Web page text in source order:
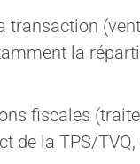
transaction
la
fiscales
de la TPS/
Cabinet
Équipe
Culture